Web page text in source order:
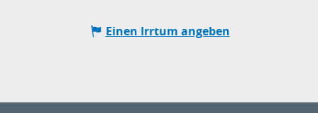
Einen Irrtum angeben